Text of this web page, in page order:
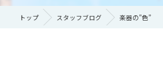
トップ スタッフブログ 楽器の”色”